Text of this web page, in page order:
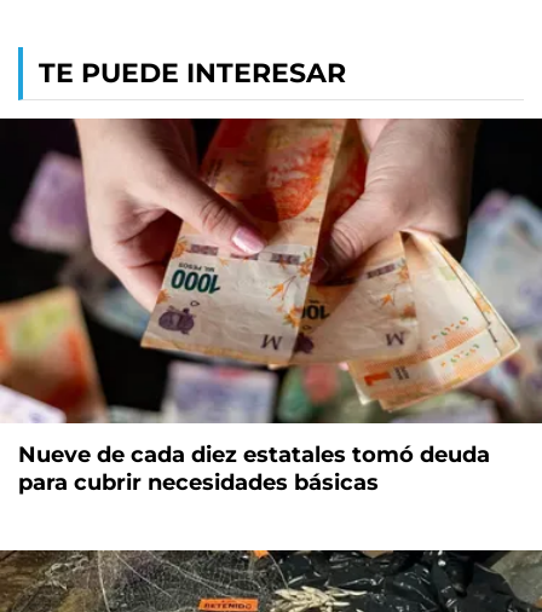
TE PUEDE INTERESAR
Nueve de cada diez estatales tomó deuda
para cubrir necesidades básicas